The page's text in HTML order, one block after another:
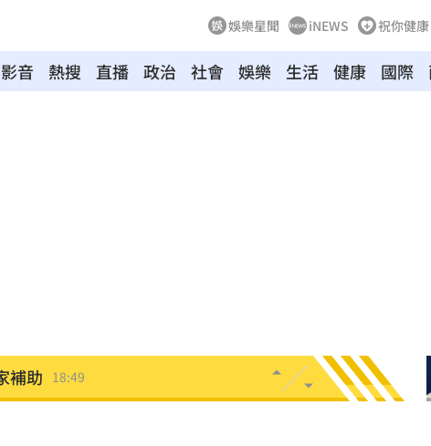
娛樂星聞 iNEWS 祝你健康
影音 熱搜 直播 政治 社會 娛樂 生活 健康 國際
補助 18:49